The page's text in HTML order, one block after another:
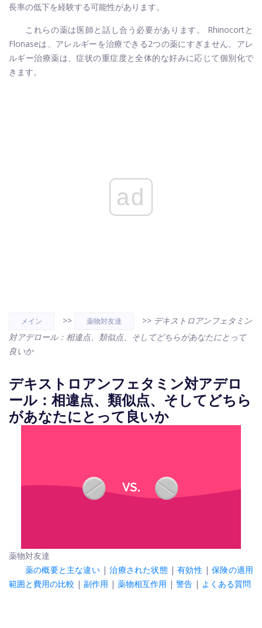
長率の低下を経験する可能性があります。
これらの薬は医師と話し合う必要があります。 Rhinocortと
Flonaseは、アレルギーを治療できる2つの薬にすぎません。アレ
ルギー治療薬は、症状の重症度と全体的な好みに応じて個別化で
きます。
ad
メイン >> 薬物対友達 >> デキストロアンフェタミン
対アデロール：相違点、類似点、そしてどちらがあなたにとって
良いか
デキストロアンフェタミン対アデロ
ール：相違点、類似点、そしてどちら
があなたにとって良いか
薬物対友達
薬の概要と主な違い|治療された状態|有効性 |保険の適用
範囲と費用の比較 | 副作用 | 薬物相互作用 | 警告 | よくある質問